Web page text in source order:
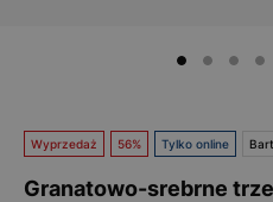
Wyprzedaż 56% Tylko online
Granatowo-srebrne